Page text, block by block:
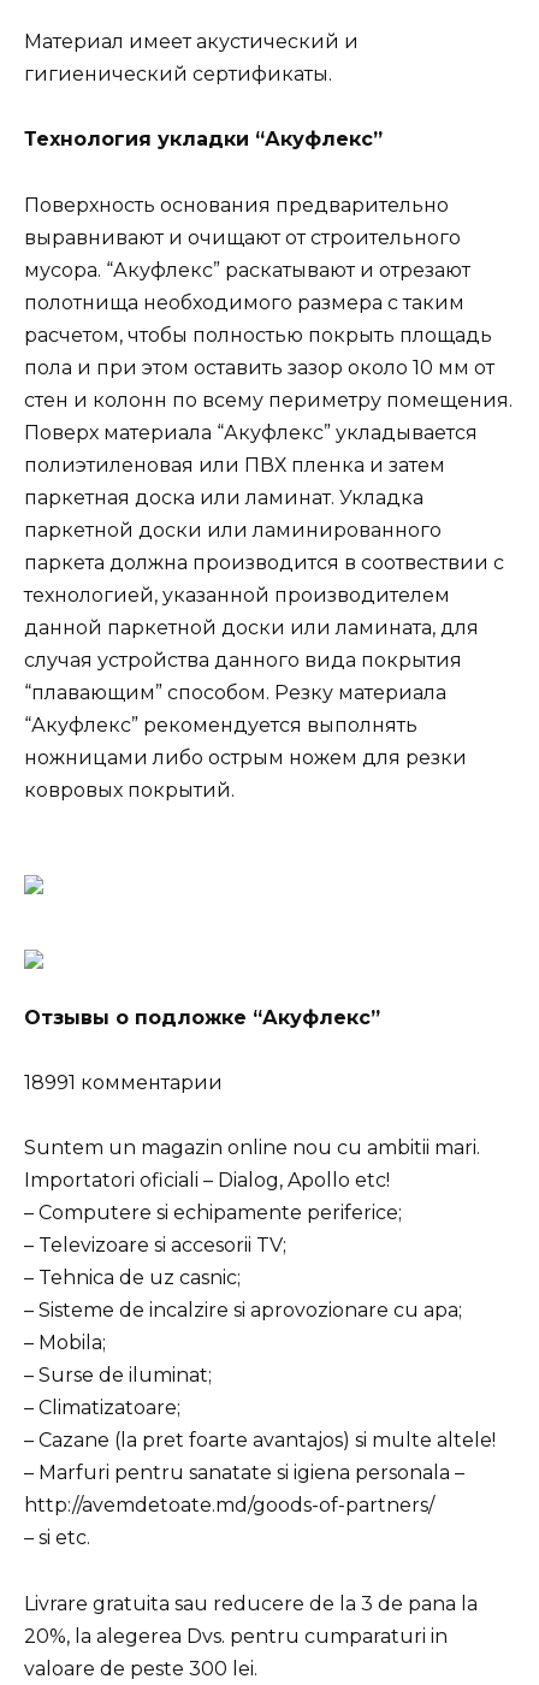
Материал имеет акустический и
гигиенический сертификаты.
Технология укладки “Акуфлекс”
Поверхность основания предварительно
выравнивают и очищают от строительного
мусора. “Акуфлекс” раскатывают и отрезают
полотнища необходимого размера с таким
расчетом, чтобы полностью покрыть площадь
пола и при этом оставить зазор около 10 мм от
стен и колонн по всему периметру помещения.
Поверх материала “Акуфлекс” укладывается
полиэтиленовая или ПВХ пленка и затем
паркетная доска или ламинат. Укладка
паркетной доски или ламинированного
паркета должна производится в соотвествии с
технологией, указанной производителем
данной паркетной доски или ламината, для
случая устройства данного вида покрытия
“плавающим” способом. Резку материала
“Акуфлекс” рекомендуется выполнять
ножницами либо острым ножем для резки
ковровых покрытий.
Отзывы о подложке “Акуфлекс”
18991 комментарии
Suntem un magazin online nou cu ambitii mari.
Importatori oficiali – Dialog, Apollo etc!
– Computere si echipamente periferice;
– Televizoare si accesorii TV;
– Tehnica de uz casnic;
– Sisteme de incalzire si aprovozionare cu apa;
– Mobila;
– Surse de iluminat;
– Climatizatoare;
– Cazane (la pret foarte avantajos) si multe altele!
– Marfuri pentru sanatate si igiena personala –
http://avemdetoate.md/goods-of-partners/
– si etc.
Livrare gratuita sau reducere de la 3 de pana la
20%, la alegerea Dvs. pentru cumparaturi in
valoare de peste 300 lei.